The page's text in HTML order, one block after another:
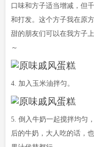
口味和方子适当增减，但
和打发。这个方子我在原
甜的朋友们可以在我方子
～
4. 加入玉米油拌匀。
5. 倒入牛奶一起搅拌均匀
后的牛奶，大人吃的话，